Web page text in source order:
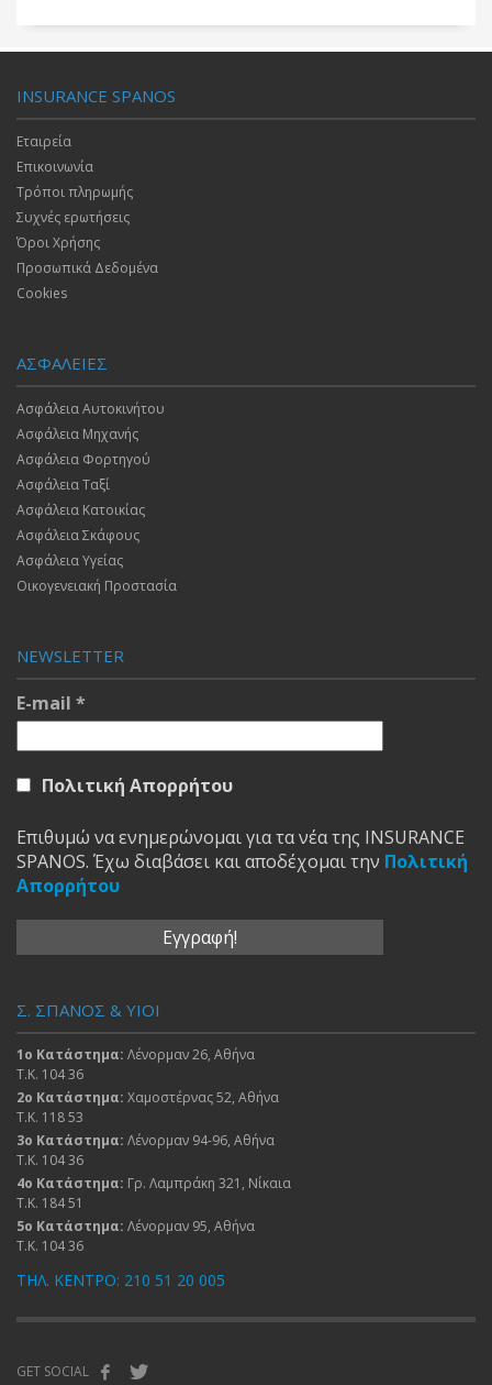
INSURANCE SPANOS
Εταιρεία
Επικοινωνία
Τρόποι πληρωμής
Συχνές ερωτήσεις
Όροι Χρήσης
Προσωπικά Δεδομένα
Cookies
ΑΣΦΑΛΕΙΕΣ
Ασφάλεια Αυτοκινήτου
Ασφάλεια Μηχανής
Ασφάλεια Φορτηγού
Ασφάλεια Ταξί
Ασφάλεια Κατοικίας
Ασφάλεια Σκάφους
Ασφάλεια Υγείας
Οικογενειακή Προστασία
NEWSLETTER
E-mail *
Πολιτική Απορρήτου
Επιθυμώ να ενημερώνομαι για τα νέα της INSURANCE
SPANOS. Έχω διαβάσει και αποδέχομαι την Πολιτική
Απορρήτου
Σ. ΣΠΑΝΟΣ & ΥΙΟΙ
1ο Κατάστημα: Λένορμαν 26, Αθήνα
Τ.Κ. 104 36
2ο Κατάστημα: Χαμοστέρνας 52, Αθήνα
Τ.Κ. 118 53
3ο Κατάστημα: Λένορμαν 94-96, Αθήνα
Τ.Κ. 104 36
4ο Κατάστημα: Γρ. Λαμπράκη 321, Νίκαια
Τ.Κ. 184 51
5ο Κατάστημα: Λένορμαν 95, Αθήνα
Τ.Κ. 104 36
ΤΗΛ. ΚΕΝΤΡΟ: 210 51 20 005
GET SOCIAL